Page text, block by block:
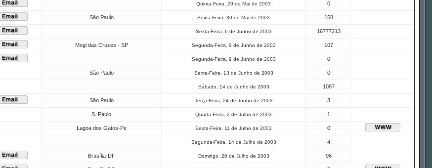
Quinta-Feira, 29 de Mai de 2003 0
São Paulo Sexta-Feira, 30 de Mai de 2003 158
Sexta-Feira, 6 de Junho de 2003 16777213
Mogi das Cruzes - SP Segunda-Feira, 9 de Junho de 2003 107
Segunda-Feira, 9 de Junho de 2003 0
São Paulo Sexta-Feira, 13 de Junho de 2003 0
Sábado, 14 de Junho de 2003 1087
São Paulo Terça-Feira, 24 de Junho de 2003 3
S. Paulo Quarta-Feira, 2 de Julho de 2003 1
Lagoa dos Gatos-Pe Sexta-Feira, 11 de Julho de 2003 0
Segunda-Feira, 14 de Julho de 2003 4
Brasília-DF Domingo, 20 de Julho de 2003 96